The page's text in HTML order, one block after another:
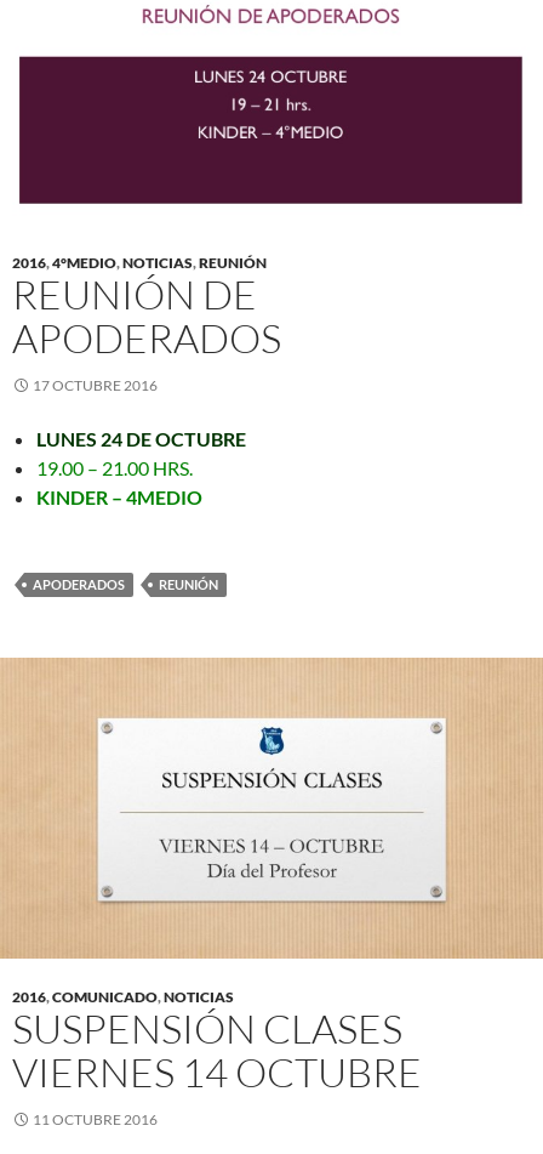
2016,4°MEDIO,NOTICIAS,REUNIÓN
REUNIÓN DE
APODERADOS
17 OCTUBRE 2016
LUNES 24 DE OCTUBRE
19.00 – 21.00 HRS.
KINDER – 4MEDIO
APODERADOS REUNIÓN
2016,COMUNICADO,NOTICIAS
SUSPENSIÓN CLASES
VIERNES 14 OCTUBRE
11 OCTUBRE 2016